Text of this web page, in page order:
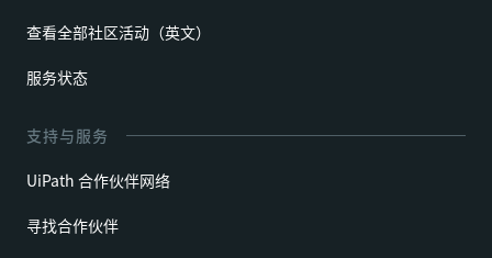
查看全部社区活动（英文）
服务状态
支持与服务
UiPath 合作伙伴网络
寻找合作伙伴